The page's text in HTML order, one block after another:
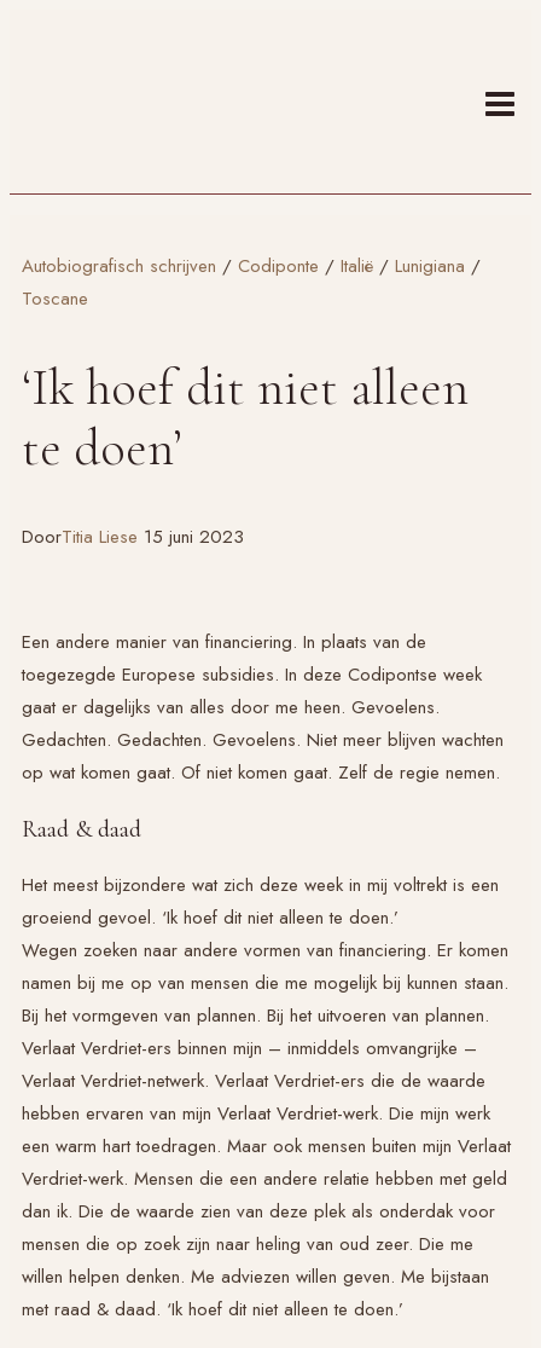
Autobiografisch schrijven / Codiponte / Italië / Lunigiana /
Toscane
‘Ik hoef dit niet alleen
te doen’
DoorTitia Liese 15 juni 2023
Een andere manier van financiering. In plaats van de
toegezegde Europese subsidies. In deze Codipontse week
gaat er dagelijks van alles door me heen. Gevoelens.
Gedachten. Gedachten. Gevoelens. Niet meer blijven wachten
op wat komen gaat. Of niet komen gaat. Zelf de regie nemen.
Raad & daad
Het meest bijzondere wat zich deze week in mij voltrekt is een
groeiend gevoel. ‘Ik hoef dit niet alleen te doen.’
Wegen zoeken naar andere vormen van financiering. Er komen
namen bij me op van mensen die me mogelijk bij kunnen staan.
Bij het vormgeven van plannen. Bij het uitvoeren van plannen.
Verlaat Verdriet-ers binnen mijn – inmiddels omvangrijke –
Verlaat Verdriet-netwerk. Verlaat Verdriet-ers die de waarde
hebben ervaren van mijn Verlaat Verdriet-werk. Die mijn werk
een warm hart toedragen. Maar ook mensen buiten mijn Verlaat
Verdriet-werk. Mensen die een andere relatie hebben met geld
dan ik. Die de waarde zien van deze plek als onderdak voor
mensen die op zoek zijn naar heling van oud zeer. Die me
willen helpen denken. Me adviezen willen geven. Me bijstaan
met raad & daad. ‘Ik hoef dit niet alleen te doen.’